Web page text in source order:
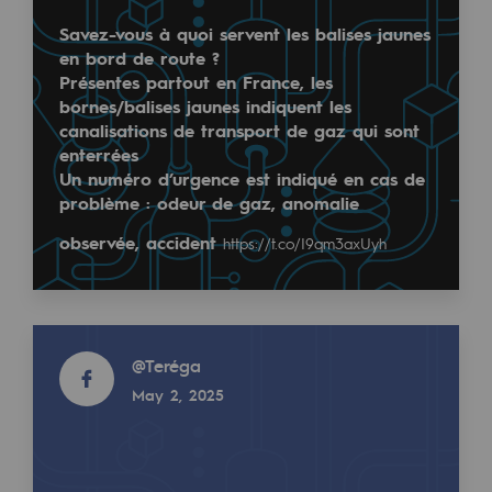
Regional
Commitments to the territories
Social
Social
Investing in skills
Inclusion
Quality of life and work conditions
Safety
Savez-vous à quoi servent les balises jaunes
en bord de route ?
Présentes partout en France, les
bornes/balises jaunes indiquent les
canalisations de transport de gaz qui sont
enterrées
Un numéro d’urgence est indiqué en cas de
problème : odeur de gaz, anomalie
observée, accidenthttps://t.co/I9qm3axUyh
@Teréga
May 2, 2025